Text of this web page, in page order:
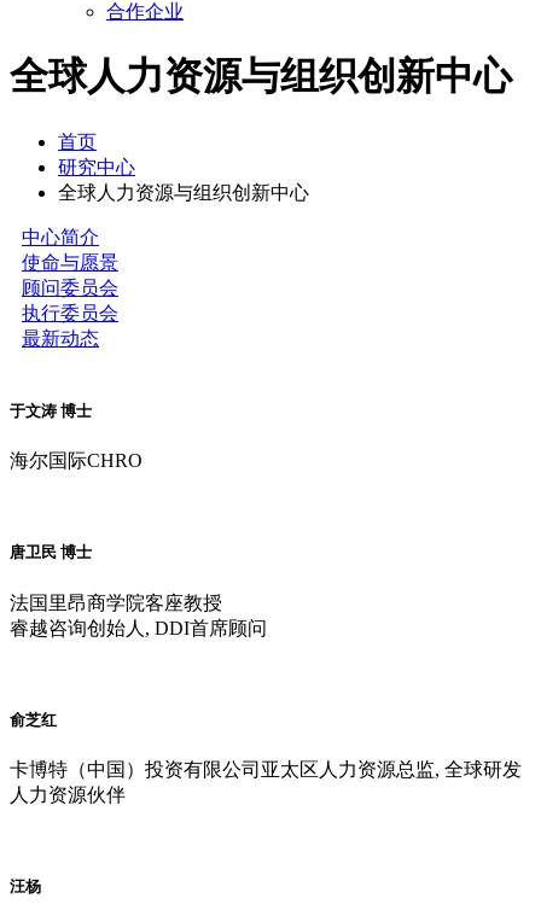
合作企业
全球人力资源与组织创新中心
首页
研究中心
全球人力资源与组织创新中心
中心简介
使命与愿景
顾问委员会
执行委员会
最新动态
于文涛 博士
海尔国际CHRO
唐卫民 博士
法国里昂商学院客座教授
睿越咨询创始人, DDI首席顾问
俞芝红
卡博特（中国）投资有限公司亚太区人力资源总监, 全球研发
人力资源伙伴
汪杨